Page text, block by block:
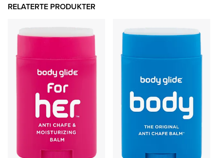
RELATERTE PRODUKTER